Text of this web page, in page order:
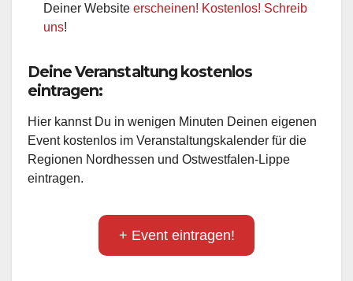
Deiner Website erscheinen! Kostenlos! Schreib
uns!
Deine Veranstaltung kostenlos
eintragen:
Hier kannst Du in wenigen Minuten Deinen eigenen
Event kostenlos im Veranstaltungskalender für die
Regionen Nordhessen und Ostwestfalen-Lippe
eintragen.
+ Event eintragen!